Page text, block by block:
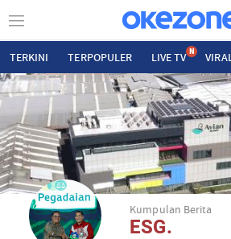
TERKINI TERPOPULER LIVE TV N VIRAL
Kumpulan Berita
ESG.